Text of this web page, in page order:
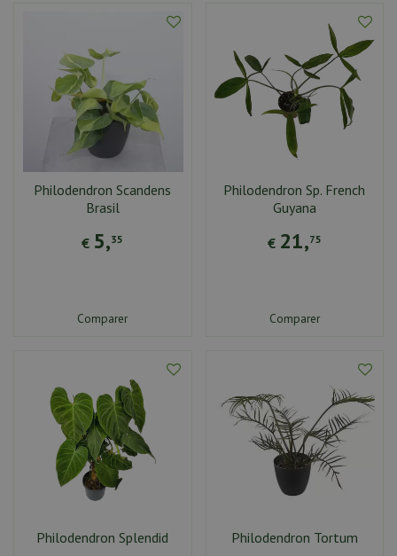
Philodendron Scandens
Brasil
€ 5,35
Comparer
Philodendron Sp. French
Guyana
€ 21,75
Comparer
Philodendron Splendid
Philodendron Tortum